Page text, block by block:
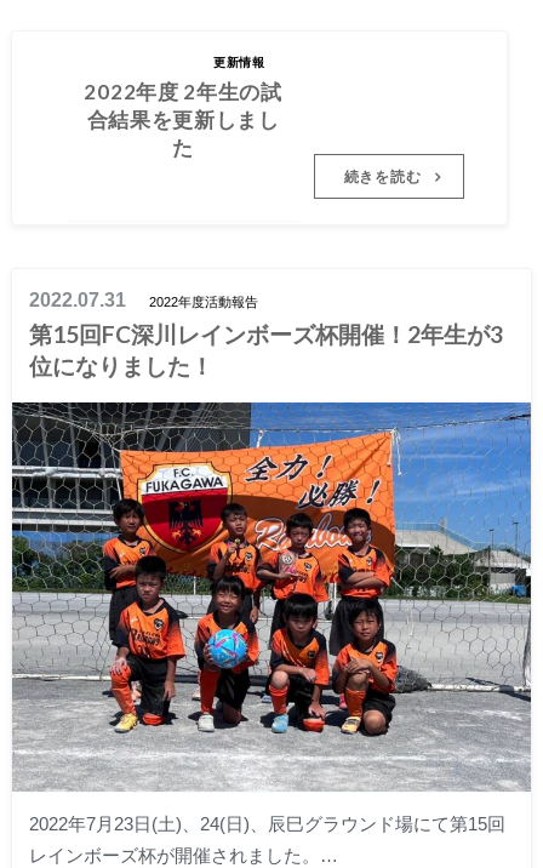
更新情報
2022年度 2年生の試
合結果を更新しまし
た
続きを読む
2022.07.31 2022年度活動報告
第15回FC深川レインボーズ杯開催！2年生が3
位になりました！
2022年7月23日(土)、24(日)、辰巳グラウンド場にて第15回
レインボーズ杯が開催されました。…